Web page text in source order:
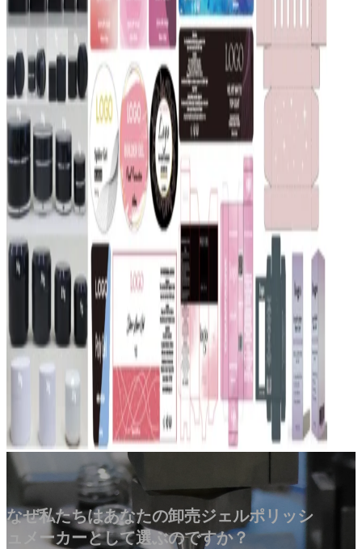
なぜ私たちはあなたの卸売ジェルポリッシ
ュメーカーとして選ぶのですか？